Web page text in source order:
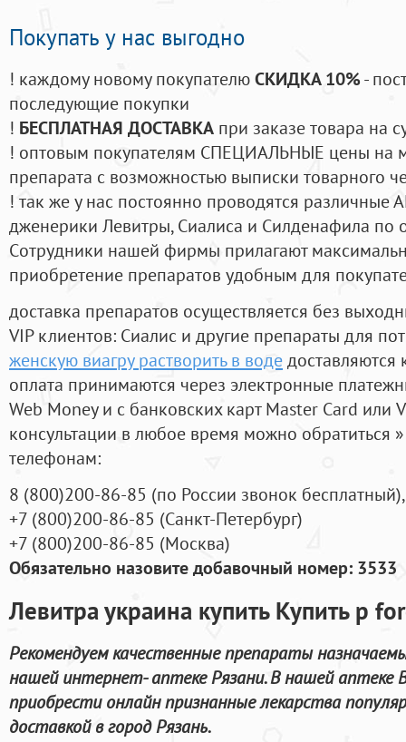
Покупать у нас выгодно
! каждому новому покупателюСКИДКА 10%-
последующие покупки
! БЕСПЛАТНАЯ ДОСТАВКА при заказе товара на
! оптовым покупателям СПЕЦИАЛЬНЫЕ цены на
препарата с возможностью выписки товарного
! так же у нас постоянно проводятся
дженерики Левитры, Сиалиса и Силденафила по
Cотрудники нашей фирмы прилагают
приобретение препаратов удобным для
доставка препаратов осуществляется без
VIP клиентов: Сиалис и другие препараты для
женскую виагру растворить в водедоставляются
оплата принимаются через электронные
Web Money и с банковских карт Master Card или
консультации в любое время можно обратиться
телефонам:
8 (800)200-86-85 (по России звонок бесплатный),
+7 (800)200-86-85 (Санкт-Петербург)
+7 (800)200-86-85 (Москва)
Обязательно назовите добавочный номер: 3533
Левитра украина купить Купить p
Рекомендуем качественные препараты
нашей интернет- аптеке Рязани. В нашей
приобрести онлайн признанные лекарства
доставкой в город Рязань.